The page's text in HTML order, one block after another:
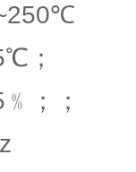
；
；；